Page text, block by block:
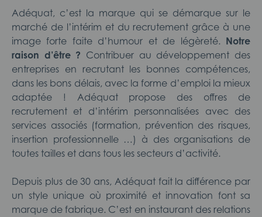
Adéquat, c’est la marque qui se démarque sur le
marché de l’intérim et du recrutement grâce à une
image forte faite d’humour et de légèreté. Notre
raison d’être ? Contribuer au développement des
entreprises en recrutant les bonnes compétences,
dans les bons délais, avec la forme d’emploi la mieux
adaptée ! Adéquat propose des offres de
recrutement et d’intérim personnalisées avec des
services associés (formation, prévention des risques,
insertion professionnelle …) à des organisations de
toutes tailles et dans tous les secteurs d’activité.
Depuis plus de 30 ans, Adéquat fait la différence par
un style unique où proximité et innovation font sa
marque de fabrique. C’est en instaurant des relations